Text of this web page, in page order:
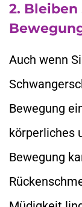
2.
Auch wenn
Bewegung
körperliches
Bewegung